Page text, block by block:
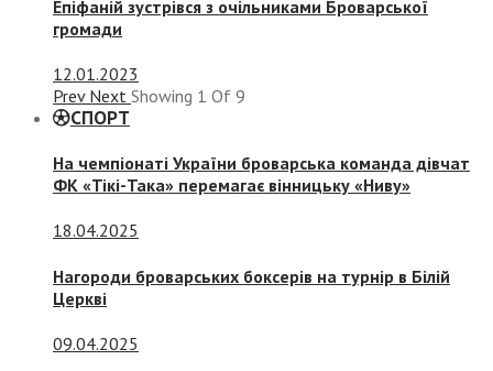
Епіфаній зустрівся з очільниками Броварської
громади
12.01.2023
Prev Next Showing 1 Of 9
СПОРТ
На чемпіонаті України броварська команда дівчат
ФК «Тікі-Така» перемагає вінницьку «Ниву»
18.04.2025
Нагороди броварських боксерів на турнір в Білій
Церкві
09.04.2025